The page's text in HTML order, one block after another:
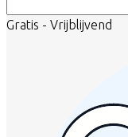
Gratis - Vrijblijvend